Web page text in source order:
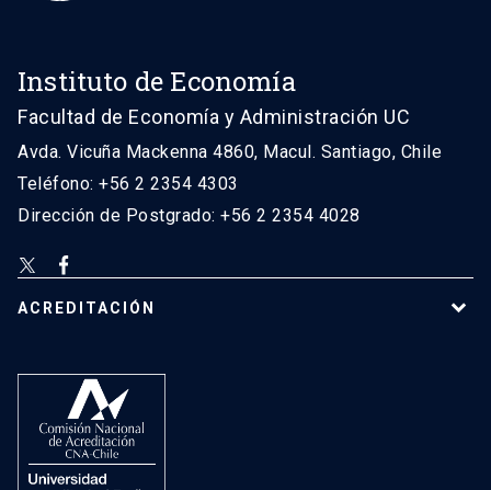
Instituto de Economía
Facultad de Economía y Administración UC
Avda. Vicuña Mackenna 4860, Macul. Santiago, Chile
Teléfono: +56 2 2354 4303
Dirección de Postgrado: +56 2 2354 4028
ACREDITACIÓN